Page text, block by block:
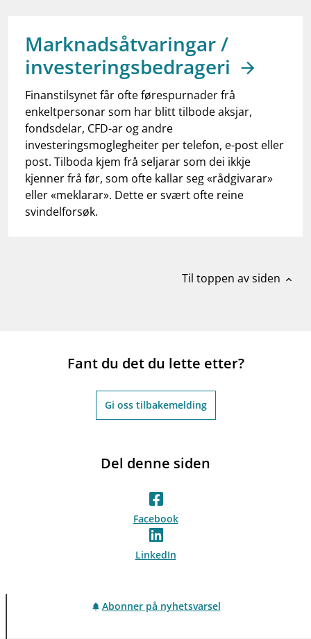
dashboardInformasjon for investorer
notifications_noneAbonner på nyhetsvarsel
Marknadsåtvaringar /
investeringsbedrageri
Finanstilsynet får ofte førespurnader frå
enkeltpersonar som har blitt tilbode aksjar,
fondsdelar, CFD-ar og andre
investeringsmoglegheiter per telefon, e-post eller
post. Tilboda kjem frå seljarar som dei ikkje
kjenner frå før, som ofte kallar seg «rådgivarar»
eller «meklarar». Dette er svært ofte reine
svindelforsøk.
Til toppen av siden expand_less
Fant du det du lette etter?
Gi oss tilbakemelding
Del denne siden
Facebook
LinkedIn
Abonner på nyhetsvarsel